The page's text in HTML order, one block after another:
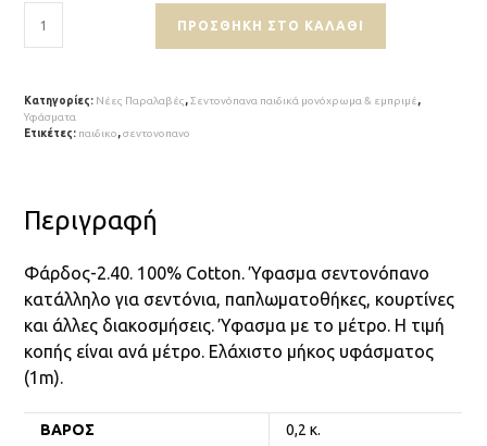
ΠΡΟΣΘΉΚΗ ΣΤΟ ΚΑΛΆΘΙ
Κατηγορίες: Νέες Παραλαβές,Σεντονόπανα παιδικά μονόχρωμα & εμπριμέ,
Υφάσματα
Ετικέτες: παιδικο,σεντονοπανο
Περιγραφή
Φάρδος-2.40. 100% Cotton. Ύφασμα σεντονόπανο
κατάλληλο για σεντόνια, παπλωματοθήκες, κουρτίνες
και άλλες διακοσμήσεις. Ύφασμα με το μέτρο. Η τιμή
κοπής είναι ανά μέτρο. Ελάχιστο μήκος υφάσματος
(1m).
ΒΆΡΟΣ 0,2 κ.